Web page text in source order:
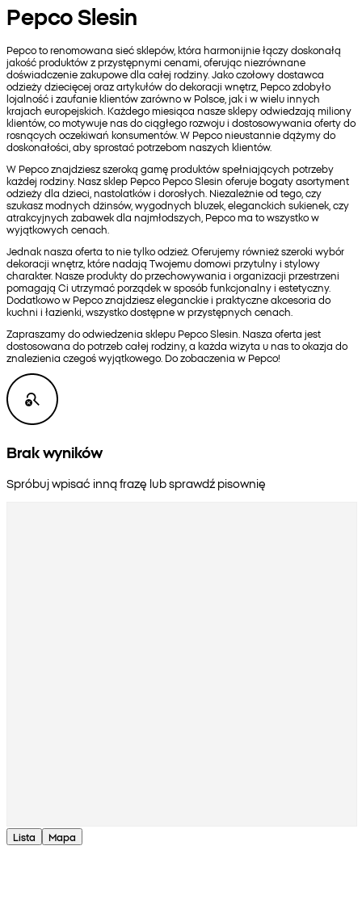
Pepco Slesin
Pepco to renomowana sieć sklepów, która harmonijnie łączy doskonałą
jakość produktów z przystępnymi cenami, oferując niezrównane
doświadczenie zakupowe dla całej rodziny. Jako czołowy dostawca
odzieży dziecięcej oraz artykułów do dekoracji wnętrz, Pepco zdobyło
lojalność i zaufanie klientów zarówno w Polsce, jak i w wielu innych
krajach europejskich. Każdego miesiąca nasze sklepy odwiedzają miliony
klientów, co motywuje nas do ciągłego rozwoju i dostosowywania oferty do
rosnących oczekiwań konsumentów. W Pepco nieustannie dążymy do
doskonałości, aby sprostać potrzebom naszych klientów.
W Pepco znajdziesz szeroką gamę produktów spełniających potrzeby
każdej rodziny. Nasz sklep Pepco Pepco Slesin oferuje bogaty asortyment
odzieży dla dzieci, nastolatków i dorosłych. Niezależnie od tego, czy
szukasz modnych dżinsów, wygodnych bluzek, eleganckich sukienek, czy
atrakcyjnych zabawek dla najmłodszych, Pepco ma to wszystko w
wyjątkowych cenach.
Jednak nasza oferta to nie tylko odzież. Oferujemy również szeroki wybór
dekoracji wnętrz, które nadają Twojemu domowi przytulny i stylowy
charakter. Nasze produkty do przechowywania i organizacji przestrzeni
pomagają Ci utrzymać porządek w sposób funkcjonalny i estetyczny.
Dodatkowo w Pepco znajdziesz eleganckie i praktyczne akcesoria do
kuchni i łazienki, wszystko dostępne w przystępnych cenach.
Zapraszamy do odwiedzenia sklepu Pepco Slesin. Nasza oferta jest
dostosowana do potrzeb całej rodziny, a każda wizyta u nas to okazja do
znalezienia czegoś wyjątkowego. Do zobaczenia w Pepco!
Brak wyników
Spróbuj wpisać inną frazę lub sprawdź pisownię
Lista Mapa